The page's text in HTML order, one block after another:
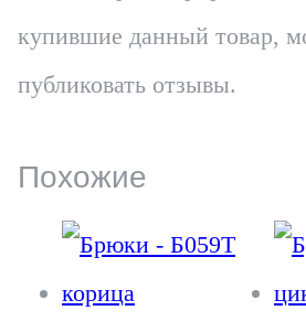
купившие данный товар,
публиковать отзывы.
Похожие